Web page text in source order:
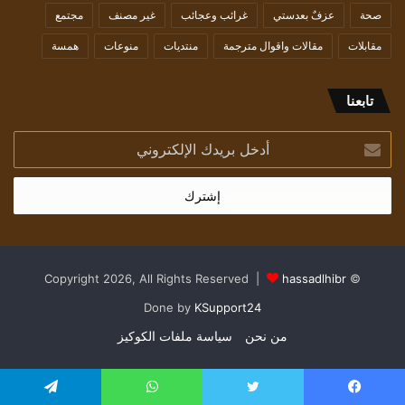
صحة عزفٌ بعدستي غرائب وعجائب غير مصنف مجتمع
مقابلات مقالات واقوال مترجمة منتديات منوعات همسة
تابعنا
بريدك
الإلكتروني
© Copyright 2026, All Rights Reserved |
hassadlhibr
Done by KSupport24
من نحن سياسة ملفات الكوكيز